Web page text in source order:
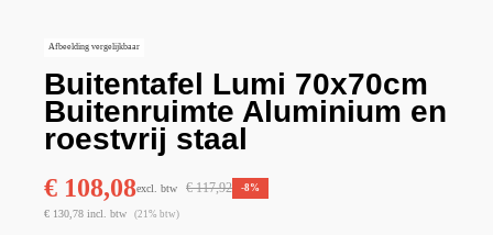
Afbeelding vergelijkbaar
Buitentafel Lumi 70x70cm
Buitenruimte Aluminium en
roestvrij staal
€ 108,08excl. btw € 117,92 -8%
€ 130,78 incl. btw (21% btw)